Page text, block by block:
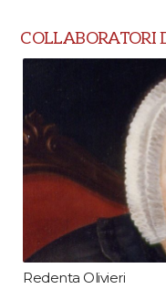
COLLABORATORI
Redenta Olivieri